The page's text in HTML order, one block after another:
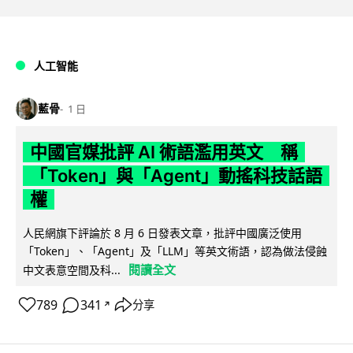
人工智能
藍骨 1 日
中國官媒批評 AI 術語濫用英文 稱
「Token」與「Agent」動搖科技話語
權
人民網旗下評論於 8 月 6 日發表文章，批評中國廣泛使用
「Token」、「Agent」及「LLM」等英文術語，認為做法侵蝕
中文表意空間及科...
閱讀全文
789 341 ↗ 分享